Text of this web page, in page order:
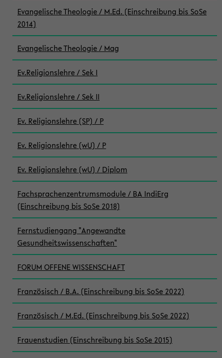
Evangelische Theologie / M.Ed. (Einschreibung bis SoSe
2014)
Evangelische Theologie / Mag
Ev.Religionslehre / Sek I
Ev.Religionslehre / Sek II
Ev. Religionslehre (SP) / P
Ev. Religionslehre (wU) / P
Ev. Religionslehre (wU) / Diplom
Fachsprachenzentrumsmodule / BA IndiErg
(Einschreibung bis SoSe 2018)
Fernstudiengang "Angewandte
Gesundheitswissenschaften"
FORUM OFFENE WISSENSCHAFT
Französisch / B.A. (Einschreibung bis SoSe 2022)
Französisch / M.Ed. (Einschreibung bis SoSe 2022)
Frauenstudien (Einschreibung bis SoSe 2015)